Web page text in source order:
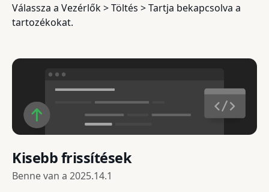
Válassza a Vezérlők > Töltés > Tartja bekapcsolva a
tartozékokat.
Kisebb frissítések
Benne van a 2025.14.1